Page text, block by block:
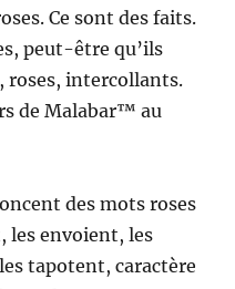
Ce sont des faits.
peut-être qu’ils
roses, intercollants.
de Malabar™ au
des mots roses
les envoient, les
tapotent, caractère